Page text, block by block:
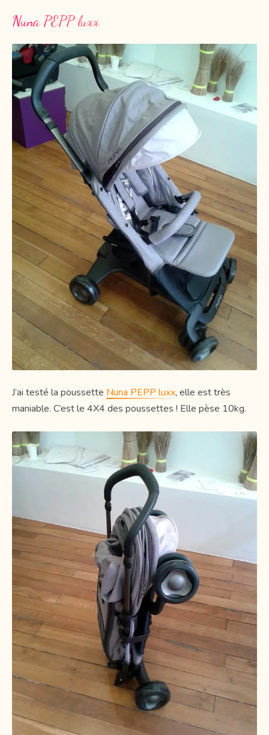
Nuna PEPP luxx
J’ai testé la poussette Nuna PEPP luxx, elle est très
maniable. C’est le 4X4 des poussettes ! Elle pèse 10kg.